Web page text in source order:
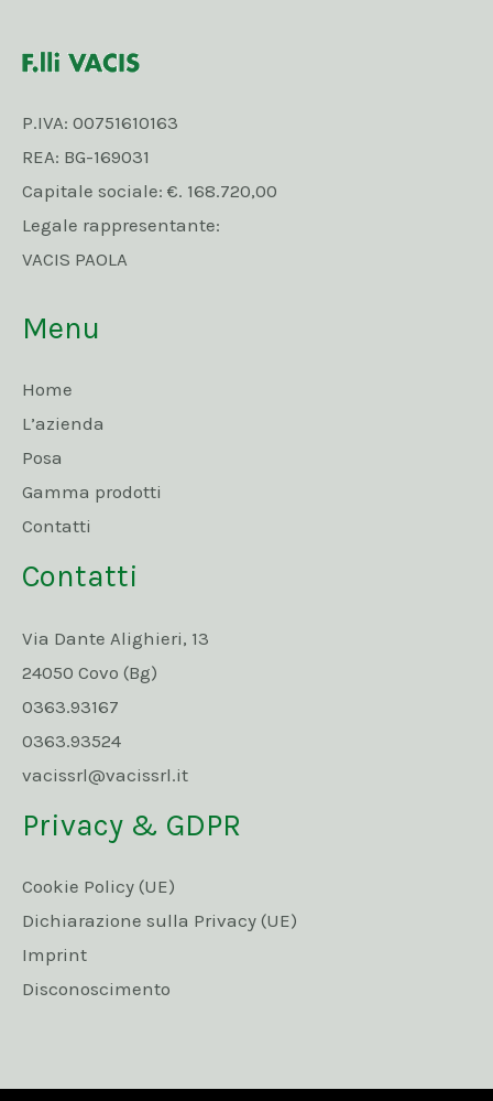
P.IVA: 00751610163
REA: BG-169031
Capitale sociale: €. 168.720,00
Legale rappresentante:
VACIS PAOLA
Menu
Home
L’azienda
Posa
Gamma prodotti
Contatti
Contatti
Via Dante Alighieri, 13
24050 Covo (Bg)
0363.93167
0363.93524
vacissrl@vacissrl.it
Privacy & GDPR
Cookie Policy (UE)
Dichiarazione sulla Privacy (UE)
Imprint
Disconoscimento